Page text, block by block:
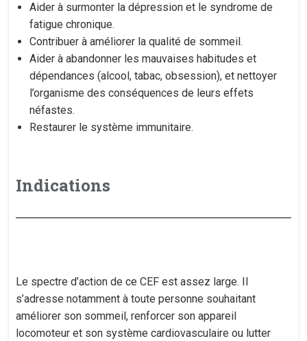
Aider à surmonter la dépression et le syndrome de
fatigue chronique.
Contribuer à améliorer la qualité de sommeil.
Aider à abandonner les mauvaises habitudes et
dépendances (alcool, tabac, obsession), et nettoyer
l’organisme des conséquences de leurs effets
néfastes.
Restaurer le système immunitaire.
Indications
Le spectre d’action de ce CEF est assez large. Il
s’adresse notamment à toute personne souhaitant
améliorer son sommeil, renforcer son appareil
locomoteur et son système cardiovasculaire ou lutter